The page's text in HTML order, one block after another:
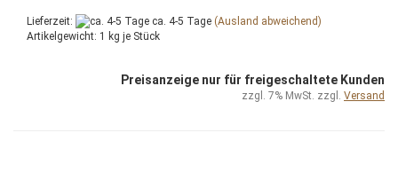
Lieferzeit: ca. 4-5 Tage (Ausland abweichend)
Artikelgewicht: 1 kg je Stück
Preisanzeige nur für freigeschaltete Kunden
zzgl. 7% MwSt. zzgl. Versand